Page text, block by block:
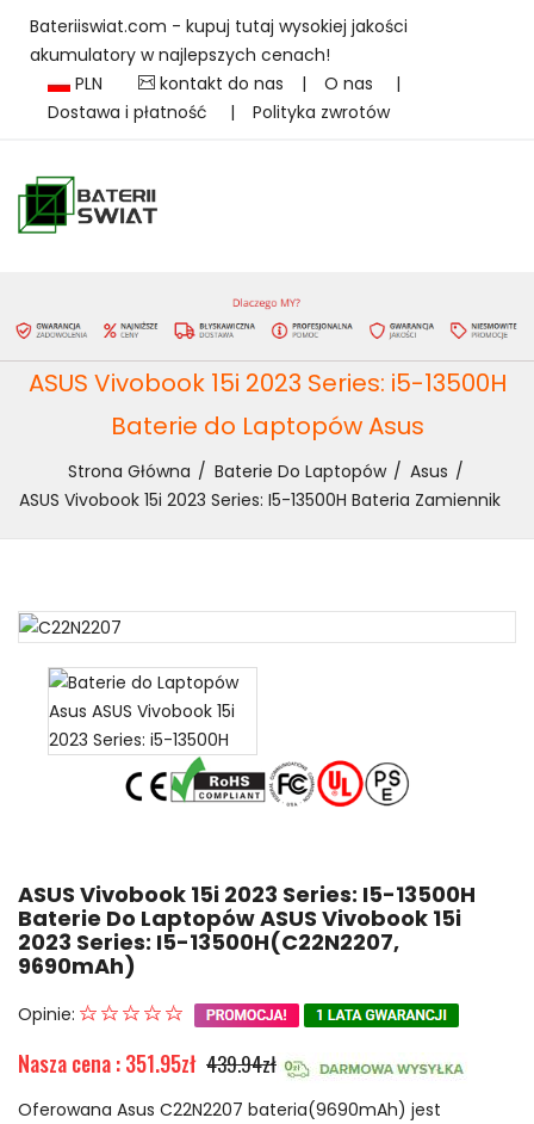
Bateriiswiat.com - kupuj tutaj wysokiej jakości
akumulatory w najlepszych cenach!
PLN
kontakt do nas | O nas
|
Dostawa i płatność
| Polityka zwrotów
ASUS Vivobook 15i 2023 Series: i5-13500H
Baterie do Laptopów Asus
Strona Główna Baterie Do Laptopów
Asus
ASUS Vivobook 15i 2023 Series: I5-13500H Bateria Zamiennik
ASUS Vivobook 15i 2023 Series: I5-13500H
Baterie Do Laptopów ASUS Vivobook 15i
2023 Series: I5-13500H(C22N2207,
9690mAh)
Opinie:
Nasza cena : 351.95zł 439.94zł
Oferowana Asus C22N2207 bateria(9690mAh) jest